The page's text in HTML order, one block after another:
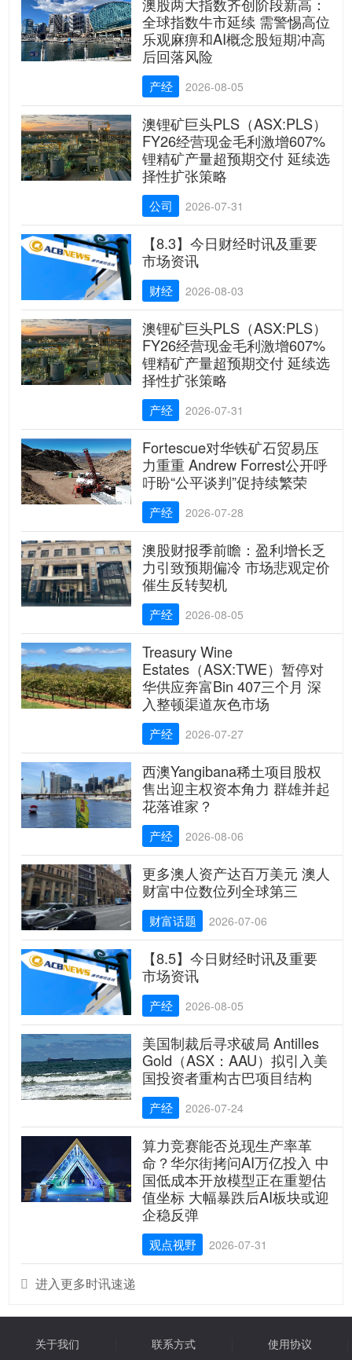
全球指数牛市延续 需警惕高位
乐观麻痹和AI概念股短期冲高
后回落风险
产经 2026-08-05
澳锂矿巨头PLS（ASX:PLS）
FY26经营现金毛利激增607%
锂精矿产量超预期交付 延续选
择性扩张策略
公司 2026-07-31
【8.3】今日财经时讯及重要
市场资讯
财经 2026-08-03
澳锂矿巨头PLS（ASX:PLS）
FY26经营现金毛利激增607%
锂精矿产量超预期交付 延续选
择性扩张策略
产经 2026-07-31
Fortescue对华铁矿石贸易压
力重重 Andrew Forrest公开呼
吁盼“公平谈判”促持续繁荣
产经 2026-07-28
澳股财报季前瞻：盈利增长乏
力引致预期偏冷 市场悲观定价
催生反转契机
产经 2026-08-05
Treasury Wine
Estates（ASX:TWE）暂停对
华供应奔富Bin 407三个月 深
入整顿渠道灰色市场
产经 2026-07-27
西澳Yangibana稀土项目股权
售出迎主权资本角力 群雄并起
花落谁家？
产经 2026-08-06
更多澳人资产达百万美元 澳人
财富中位数位列全球第三
财富话题 2026-07-06
【8.5】今日财经时讯及重要
市场资讯
产经 2026-08-05
美国制裁后寻求破局 Antilles
Gold（ASX：AAU）拟引入美
国投资者重构古巴项目结构
产经 2026-07-24
算力竞赛能否兑现生产率革
命？华尔街拷问AI万亿投入 中
国低成本开放模型正在重塑估
值坐标 大幅暴跌后AI板块或迎
企稳反弹
观点视野 2026-07-31
 进入更多时讯速递
关于我们 联系方式 使用协议